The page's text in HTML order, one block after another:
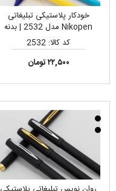
خودکار پلاستیکی تبلیغاتی
Nikopen مدل 2532 | بدنه
مقاوم و سبک، مناسب چاپ تامپو
و لیزری لوگو
کد کالا: 2532
۲۲,۵۰۰ تومان